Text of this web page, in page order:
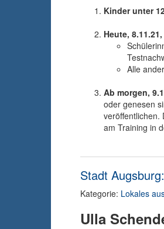
Kinder unter
Heute,
Alle
Ab morgen,
oder genesen
veröffentlichen.
am Training in
Stadt
Kategorie: Lokales
Ulla